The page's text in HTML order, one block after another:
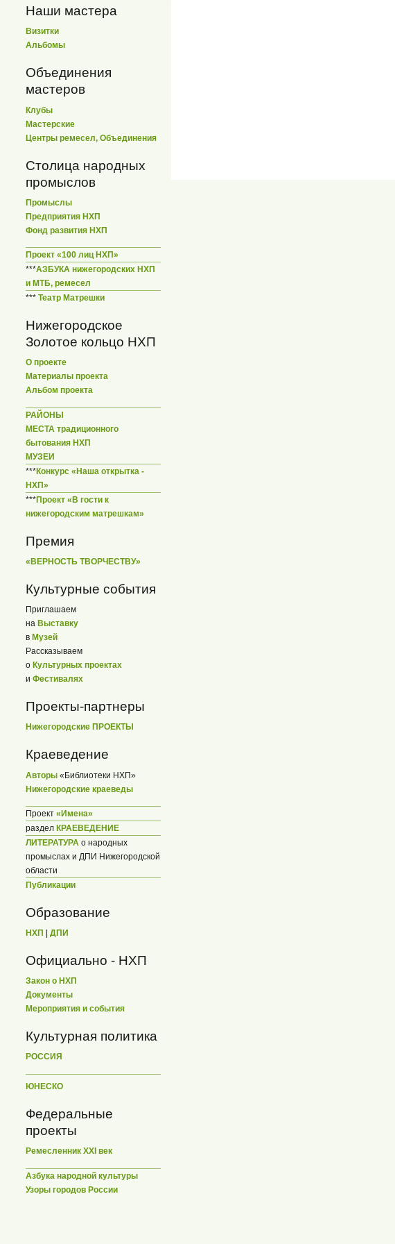
Наши мастера
Визитки
Альбомы
Объединения
мастеров
Клубы
Мастерские
Центры ремесел, Объединения
Столица народных
промыслов
Промыслы
Предприятия НХП
Фонд развития НХП
Проект «100 лиц НХП»
***АЗБУКА нижегородских НХП
и МТБ, ремесел
*** Театр Матрешки
Нижегородское
Золотое кольцо НХП
О проекте
Материалы проекта
Альбом проекта
РАЙОНЫ
МЕСТА традиционного
бытования НХП
МУЗЕИ
***Конкурс «Наша открытка -
НХП»
***Проект «В гости к
нижегородским матрешкам»
Премия
«ВЕРНОСТЬ ТВОРЧЕСТВУ»
Культурные события
Приглашаем
на Выставку
в Музей
Рассказываем
о Культурных проектах
и Фестивалях
Проекты-партнеры
Нижегородские ПРОЕКТЫ
Краеведение
Авторы «Библиотеки НХП»
Нижегородские краеведы
Проект «Имена»
раздел КРАЕВЕДЕНИЕ
ЛИТЕРАТУРА о народных
промыслах и ДПИ Нижегородской
области
Публикации
Образование
НХП ДПИ
Официально - НХП
Закон о НХП
Документы
Мероприятия и события
Культурная политика
РОССИЯ
ЮНЕСКО
Федеральные
проекты
Ремесленник XXI век
Азбука народной культуры
Узоры городов России